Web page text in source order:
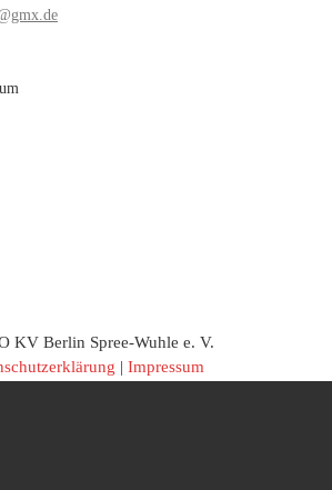
| Impressum